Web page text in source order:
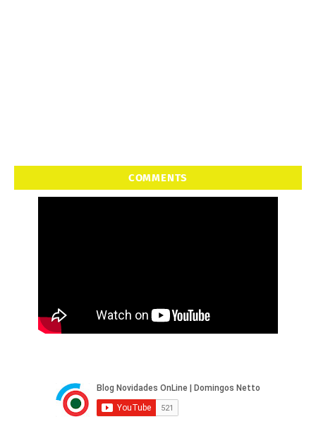
COMMENTS